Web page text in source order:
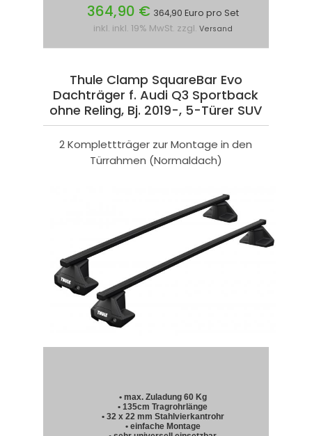
364,90 € 364,90 Euro pro Set
inkl. inkl. 19% MwSt. zzgl. Versand
Thule Clamp SquareBar Evo
Dachträger f. Audi Q3 Sportback
ohne Reling, Bj. 2019-, 5-Türer SUV
2 Komplettträger zur Montage in den
Türrahmen (Normaldach)
• max. Zuladung 60 Kg
• 135cm Tragrohrlänge
• 32 x 22 mm Stahlvierkantrohr
• einfache Montage